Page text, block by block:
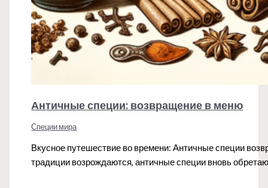
Античные специи: возвращение в меню
Специи мира
Вкусное путешествие во времени: Античные специи
традиции возрождаются, античные специи вновь